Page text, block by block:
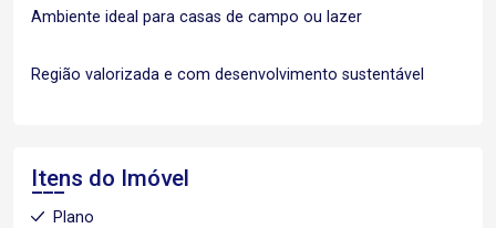
Ambiente ideal para casas de campo ou lazer
Região valorizada e com desenvolvimento sustentável
Itens do Imóvel
Plano